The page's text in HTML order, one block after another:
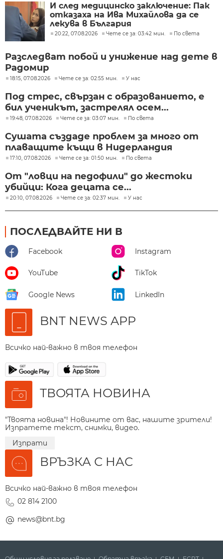
И след медицинско заключение: Пак
отказаха на Ива Михайлова да се
лекува в България
20:22, 07.08.2026 Чете се за: 03:42 мин. По света
Разследват побой и унижение над дете в
Радомир
18:15, 07.08.2026 Чете се за: 02:55 мин. У нас
Под стрес, свързан с образованието, е
бил ученикът, застрелял осем...
19:48, 07.08.2026 Чете се за: 03:07 мин. По света
Сушата създаде проблем за много от
плаващите къщи в Нидерландия
17:10, 07.08.2026 Чете се за: 01:50 мин. По света
От "ловци на педофили" до жестоки
убийци: Кога децата се...
20:10, 07.08.2026 Чете се за: 02:37 мин. У нас
ПОСЛЕДВАЙТЕ НИ В
Facebook Instagram
YouTube TikTok
Google News LinkedIn
BNT NEWS APP
Всичко най-важно в твоя телефон
ТВОЯТА НОВИНА
"Твоята новина"! Новините от вас, нашите зрители!
Изпратете текст, снимки, видео.
Изпрати
ВРЪЗКА С НАС
Всичко най-важно в твоя телефон
02 814 2100
news@bnt.bg